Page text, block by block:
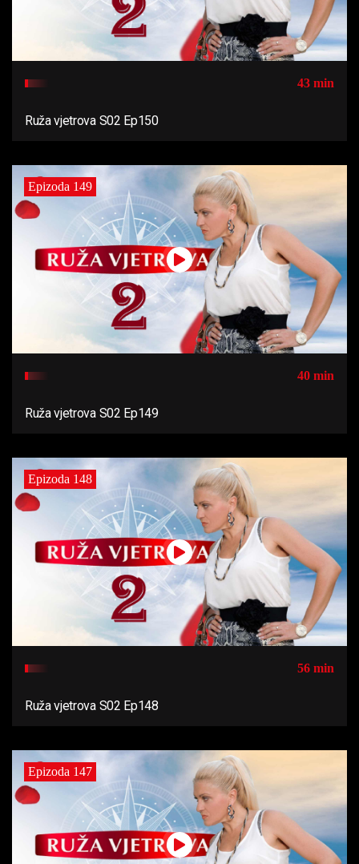
43 min
Ruža vjetrova S02 Ep150
Epizoda 149
40 min
Ruža vjetrova S02 Ep149
Epizoda 148
56 min
Ruža vjetrova S02 Ep148
Epizoda 147